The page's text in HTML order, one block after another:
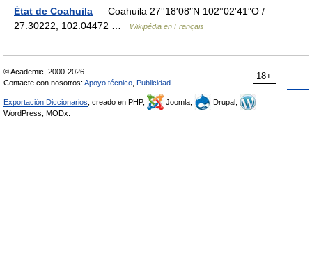
État de Coahuila — Coahuila 27°18′08″N 102°02′41″O /
27.30222, 102.04472 …
Wikipédia en Français
18+
© Academic, 2000-2026
Contacte con nosotros: Apoyo técnico Publicidad
Exportación Diccionarios , creado en PHP, Joomla,
Drupal,
WordPress, MODx.